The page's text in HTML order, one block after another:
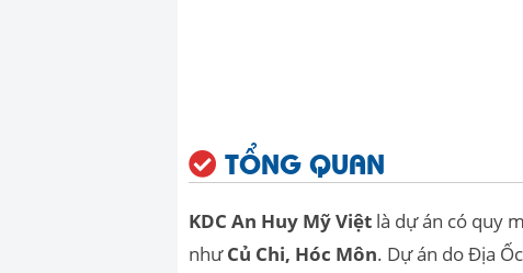
TỔNG QUAN
KDC An Huy Mỹ Việt là dự án có quy
nhưCủ Chi, Hóc Môn. Dự án do Địa